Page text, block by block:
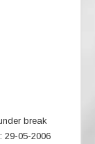
break
29-05-2006